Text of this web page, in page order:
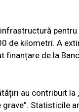
de kilometri. A
de la
au contribuit
Statisticile